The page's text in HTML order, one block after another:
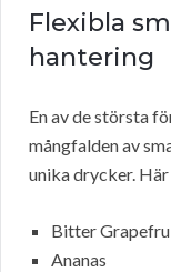
Flexibla
hantering
En av de största
mångfalden av
unika drycker.
Bitter
Ananas